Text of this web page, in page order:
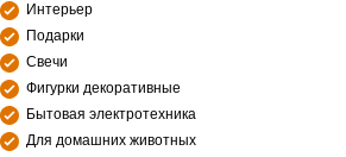
Интерьер
Подарки
Свечи
Фигурки декоративные
Бытовая электротехника
Для домашних животных